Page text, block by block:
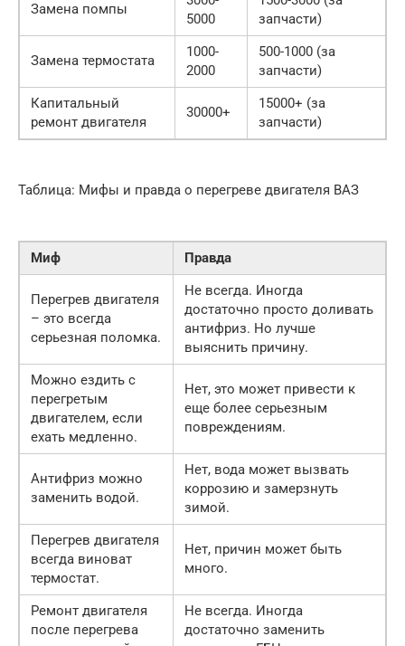
Замена помпы
5000
запчасти)
Замена термостата
1000-
2000
500-1000 (за
запчасти)
Капитальный
ремонт двигателя
30000+
15000+ (за
запчасти)
Таблица: Мифы и правда о перегреве двигателя ВАЗ
Миф Правда
Перегрев двигателя
– это всегда
серьезная поломка.
Не всегда. Иногда
достаточно просто доливать
антифриз. Но лучше
выяснить причину.
Можно ездить с
перегретым
двигателем, если
ехать медленно.
Нет, это может привести к
еще более серьезным
повреждениям.
Антифриз можно
заменить водой.
Нет, вода может вызвать
коррозию и замерзнуть
зимой.
Перегрев двигателя
всегда виноват
термостат.
Нет, причин может быть
много.
Ремонт двигателя
после перегрева
Не всегда. Иногда
достаточно заменить